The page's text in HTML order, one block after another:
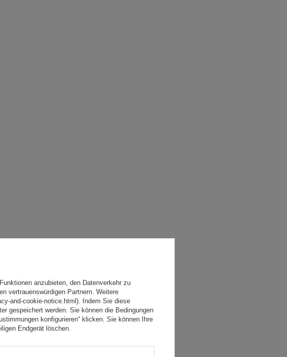
anzubieten, den Datenverkehr zu
vertrauenswürdigen Partnern. Weitere
and-cookie-notice.html). Indem Sie diese
gespeichert werden. Sie können die Bedingungen
konfigurieren“ klicken. Sie können Ihre
Endgerät löschen.